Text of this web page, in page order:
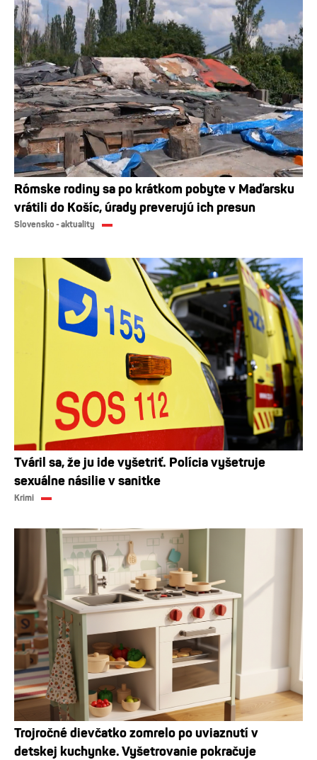
Rómske rodiny sa po krátkom pobyte v Maďarsku
vrátili do Košíc, úrady preverujú ich presun
Slovensko - aktuality
Tváril sa, že ju ide vyšetriť. Polícia vyšetruje
sexuálne násilie v sanitke
Krimi
Trojročné dievčatko zomrelo po uviaznutí v
detskej kuchynke. Vyšetrovanie pokračuje